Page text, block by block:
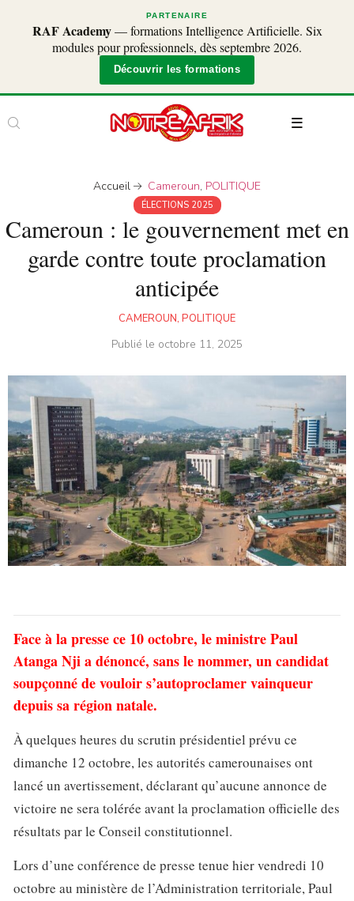
PARTENAIRE
RAF Academy— formations Intelligence Artificielle. Six
modules pour professionnels, dès septembre 2026.
Découvrir les formations
Accueil Cameroun, POLITIQUE
ÉLECTIONS 2025
Cameroun : le gouvernement met en
garde contre toute proclamation
anticipée
CAMEROUN, POLITIQUE
Publié le octobre 11, 2025
Face à la presse ce 10 octobre, le ministre Paul
Atanga Nji a dénoncé, sans le nommer, un candidat
soupçonné de vouloir s’autoproclamer vainqueur
depuis sa région natale.
À quelques heures du scrutin présidentiel prévu ce
dimanche 12 octobre, les autorités camerounaises ont
lancé un avertissement, déclarant qu’aucune annonce de
victoire ne sera tolérée avant la proclamation officielle des
résultats par le Conseil constitutionnel.
Lors d’une conférence de presse tenue hier vendredi 10
octobre au ministère de l’Administration territoriale, Paul